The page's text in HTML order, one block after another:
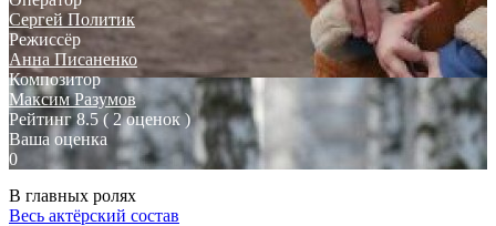
Сергей Политик
Режиссёр
Анна Писаненко
Композитор
Максим Разумов
Рейтинг 8.5 ( 2 оценок )
Ваша оценка
0
В главных ролях
Весь актёрский состав